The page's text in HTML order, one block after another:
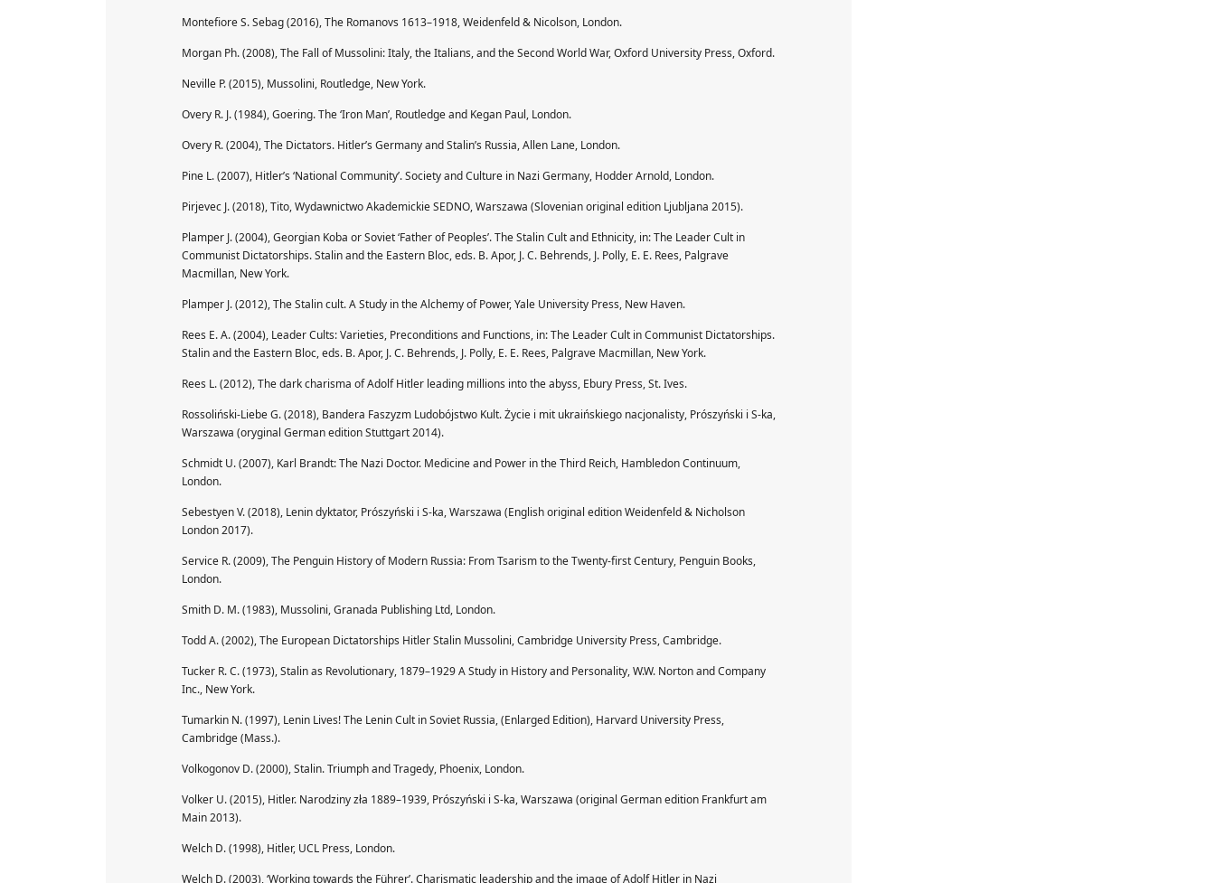
Montefiore S. Sebag (2016), The Romanovs 1613–1918, Weidenfeld & Nicolson, London.
Morgan Ph. (2008), The Fall of Mussolini: Italy, the Italians, and the Second World War, Oxford University Press, Oxford.
Neville P. (2015), Mussolini, Routledge, New York.
Overy R. J. (1984), Goering. The ‘Iron Man’, Routledge and Kegan Paul, London.
Overy R. (2004), The Dictators. Hitler’s Germany and Stalin’s Russia, Allen Lane, London.
Pine L. (2007), Hitler’s ‘National Community’. Society and Culture in Nazi Germany, Hodder Arnold, London.
Pirjevec J. (2018), Tito, Wydawnictwo Akademickie SEDNO, Warszawa (Slovenian original edition Ljubljana 2015).
Plamper J. (2004), Georgian Koba or Soviet ‘Father of Peoples’. The Stalin Cult and Ethnicity, in: The Leader Cult in
Communist Dictatorships. Stalin and the Eastern Bloc, eds. B. Apor, J. C. Behrends, J. Polly, E. E. Rees, Palgrave
Macmillan, New York.
Plamper J. (2012), The Stalin cult. A Study in the Alchemy of Power, Yale University Press, New Haven.
Rees E. A. (2004), Leader Cults: Varieties, Preconditions and Functions, in: The Leader Cult in Communist Dictatorships.
Stalin and the Eastern Bloc, eds. B. Apor, J. C. Behrends, J. Polly, E. E. Rees, Palgrave Macmillan, New York.
Rees L. (2012), The dark charisma of Adolf Hitler leading millions into the abyss, Ebury Press, St. Ives.
Rossoliński-Liebe G. (2018), Bandera Faszyzm Ludobójstwo Kult. Życie i mit ukraińskiego nacjonalisty, Prószyński i S-ka,
Warszawa (oryginal German edition Stuttgart 2014).
Schmidt U. (2007), Karl Brandt: The Nazi Doctor. Medicine and Power in the Third Reich, Hambledon Continuum,
London.
Sebestyen V. (2018), Lenin dyktator, Prószyński i S-ka, Warszawa (English original edition Weidenfeld & Nicholson
London 2017).
Service R. (2009), The Penguin History of Modern Russia: From Tsarism to the Twenty-first Century, Penguin Books,
London.
Smith D. M. (1983), Mussolini, Granada Publishing Ltd, London.
Todd A. (2002), The European Dictatorships Hitler Stalin Mussolini, Cambridge University Press, Cambridge.
Tucker R. C. (1973), Stalin as Revolutionary, 1879–1929 A Study in History and Personality, W.W. Norton and Company
Inc., New York.
Tumarkin N. (1997), Lenin Lives! The Lenin Cult in Soviet Russia, (Enlarged Edition), Harvard University Press,
Cambridge (Mass.).
Volkogonov D. (2000), Stalin. Triumph and Tragedy, Phoenix, London.
Volker U. (2015), Hitler. Narodziny zła 1889–1939, Prószyński i S-ka, Warszawa (original German edition Frankfurt am
Main 2013).
Welch D. (1998), Hitler, UCL Press, London.
Welch D. (2003), ‘Working towards the Führer’. Charismatic leadership and the image of Adolf Hitler in Nazi